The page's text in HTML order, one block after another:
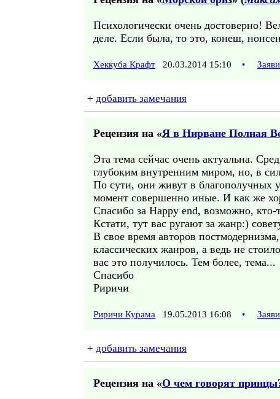
Психологически очень достоверно!
деле. Если была, то это, конеш,
Хеккуба Крафт 20.03.2014 15:10 •
+ добавить замечания
Рецензия на «Я в Нирване Полная
Эта тема сейчас очень актуальна.
глубоким внутренним миром, но, в
По сути, они живут в благополучных
момент совершенно иные. И как же
Спасибо за Happy end, возможно, кто-
Кстати, тут вас ругают за жанр:)
В свое время авторов
классических жанров, а ведь не
вас это получилось. Тем более, тема...
Спасибо
Риричи
Риричи Курама 19.05.2013 16:08 •
+ добавить замечания
Рецензия на «О чем говорят